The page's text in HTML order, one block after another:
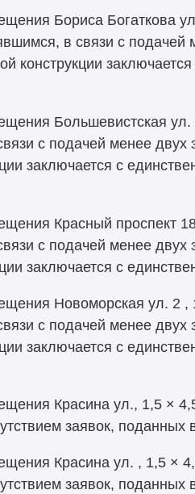
Бориса Богаткова
в связи с подачей
конструкции
Большевистская
с подачей менее двух
заключается с
Красный проспект
с подачей менее двух
заключается с
Новоморская ул. 2
с подачей менее двух
заключается с
Красина ул., 1,5 ×
заявок,
Красина ул. , 1,5 ×
заявок,